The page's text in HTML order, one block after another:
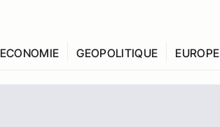
ECONOMIE GEOPOLITIQUE EUROPE